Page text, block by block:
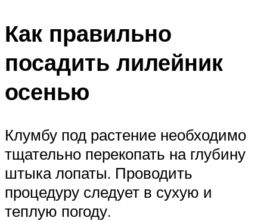
Как правильно
посадить лилейник
осенью
Клумбу под растение необходимо
тщательно перекопать на глубину
штыка лопаты. Проводить
процедуру следует в сухую и
теплую погоду.